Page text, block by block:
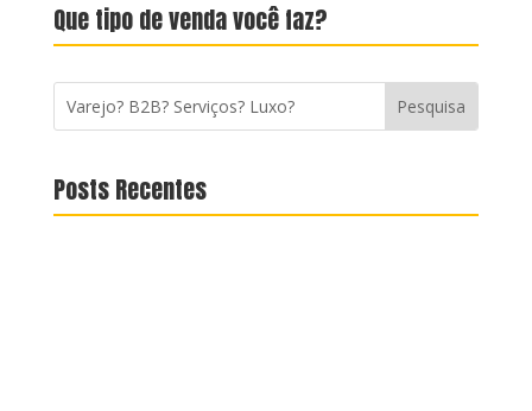
Que tipo de venda você faz?
Posts Recentes